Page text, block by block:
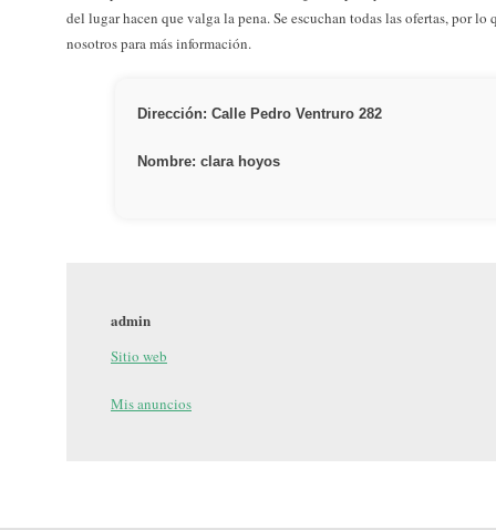
del lugar hacen que valga la pena. Se escuchan todas las ofertas, por
nosotros para más información.
Dirección: Calle Pedro Ventruro 282
Nombre: clara hoyos
admin
Sitio web
Mis anuncios